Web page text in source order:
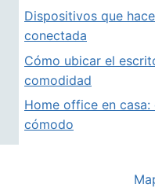
Dispositivos que
conectada
Cómo ubicar el
comodidad
Home office en
cómodo